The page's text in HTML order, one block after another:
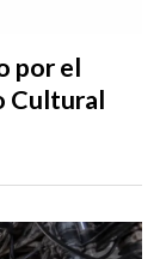
por el
Cultural